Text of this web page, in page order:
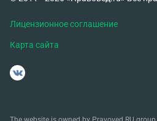
Лицензионное соглашение
Карта сайта